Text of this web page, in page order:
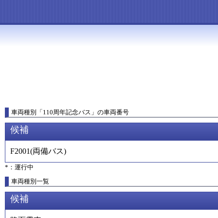
車両種別 「 110周年記念バス 」 の車両番号
候補
F2001(両備バス)
*：運行中
車両種別一覧
候補